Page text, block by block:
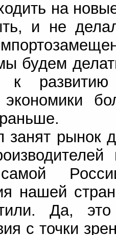
на
и не
будем
к развитию
экономики
занят рынок
нашей
Да,
с точки